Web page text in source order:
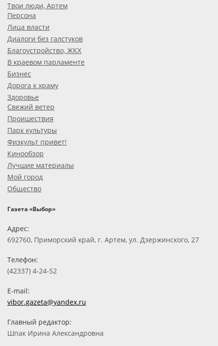
Твои люди, Артем
Персона
Лица власти
Диалоги без галстуков
Благоустройство, ЖКХ
В краевом парламенте
Бизнес
Дорога к храму
Здоровье
Свежий ветер
Проишествия
Парк культуры
Физкульт привет!
Кинообзор
Лучшие материалы
Мой город
Общество
Газета «Выбор»
Адрес:
692760, Приморский край, г. Артем, ул. Дзержинского, 27
Телефон:
(42337) 4-24-52
E-mail:
vibor.gazeta@yandex.ru
Главный редактор:
Шпак Ирина Александровна